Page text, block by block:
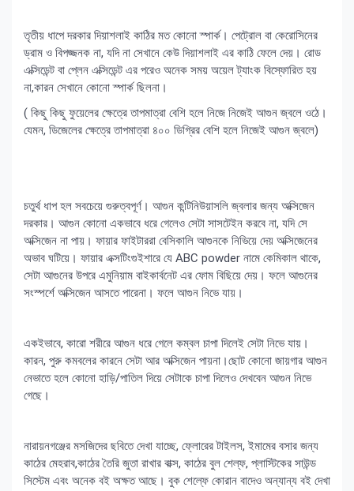
তৃতীয় ধাপে দরকার দিয়াশলাই কাঠির মত কোনো স্পার্ক। পেট্রোল বা কেরোসিনের
ড্রাম ও বিপজ্জনক না, যদি না সেখানে কেউ দিয়াশলাই এর কাঠি ফেলে দেয়। রোড
এক্সিডেন্ট বা প্লেন এক্সিডেন্ট এর পরেও অনেক সময় অয়েল ট্যাংক বিস্ফোরিত হয়
না,কারন সেখানে কোনো স্পার্ক ছিলনা।
( কিছু কিছু ফুয়েলের ক্ষেত্রে তাপমাত্রা বেশি হলে নিজে নিজেই আগুন জ্বলে ওঠে।
যেমন, ডিজেলের ক্ষেত্রে তাপমাত্রা ৪০০ ডিগ্রির বেশি হলে নিজেই আগুন জ্বলে)
চতুর্থ ধাপ হল সবচেয়ে গুরুত্বপূর্ণ। আগুন কন্টিনিউয়াসলি জ্বলার জন্য অক্সিজেন
দরকার। আগুন কোনো একভাবে ধরে গেলেও সেটা সাসটেইন করবে না, যদি সে
অক্সিজেন না পায়। ফায়ার ফাইটাররা বেসিকালি আগুনকে নিভিয়ে দেয় অক্সিজেনের
অভাব ঘটিয়ে। ফায়ার এক্সটিংগুইশারে যে ABC powder নামে কেমিকাল থাকে,
সেটা আগুনের উপরে এমুনিয়াম বাইকার্বনেট এর ফোম বিছিয়ে দেয়। ফলে আগুনের
সংস্পর্শে অক্সিজেন আসতে পারেনা। ফলে আগুন নিভে যায়।
একইভাবে, কারো শরীরে আগুন ধরে গেলে কম্বল চাপা দিলেই সেটা নিভে যায়।
কারন, পুরু কমবলের কারনে সেটা আর অক্সিজেন পায়না।ছোট কোনো জায়গার আগুন
নেভাতে হলে কোনো হাড়ি/পাতিল দিয়ে সেটাকে চাপা দিলেও দেখবেন আগুন নিভে
গেছে।
নারায়নগঞ্জের মসজিদের ছবিতে দেখা যাচ্ছে, ফ্লোরের টাইলস, ইমামের বসার জন্য
কাঠের মেহরাব,কাঠের তৈরি জুতা রাখার বাক্স, কাঠের বুল শেল্ফ, প্লাস্টিকের সাউন্ড
সিস্টেম এবং অনেক বই অক্ষত আছে। বুক শেল্ফে কোরান বাদেও অন্যান্য বই দেখা